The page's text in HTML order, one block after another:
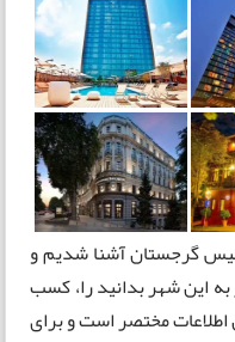
گرجستان آشنا شدیم و
به این شهر بدانید را، کسب
اطلاعات مختصر است و برای